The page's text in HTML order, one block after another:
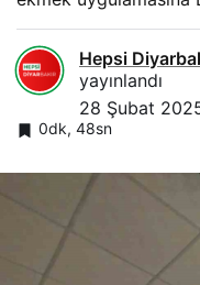
Hepsi
yayınlandı
28 Şubat
0dk, 48sn